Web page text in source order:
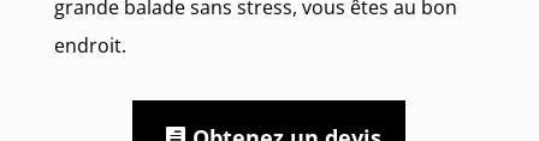
grande balade sans stress, vous êtes au bon
endroit.